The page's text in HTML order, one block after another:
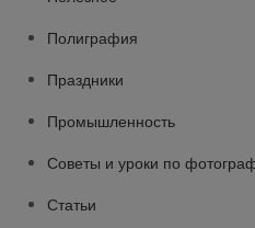
Полиграфия
Праздники
Промышленность
Советы и уроки по
Статьи